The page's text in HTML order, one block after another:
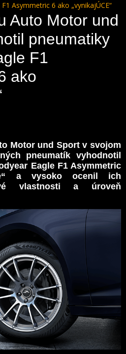
Asymmetric 6 ako „vynikajÚCE“
Auto Motor und
pneumatiky
F1
ako
Motor und Sport v svojom
pneumatík vyhodnotil
Eagle F1 Asymmetric
a vysoko ocenil ich
vlastnosti a úroveň